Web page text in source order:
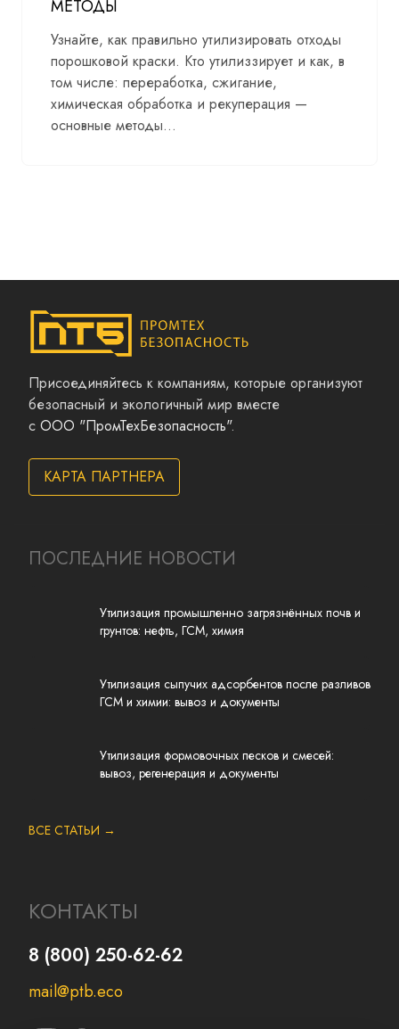
МЕТОДЫ
Узнайте, как правильно утилизировать отходы
порошковой краски. Кто утилиззирует и как, в
том числе: переработка, сжигание,
химическая обработка и рекуперация —
основные методы...
Присоединяйтесь к компаниям, которые организуют
безопасный и экологичный мир вместе
с ООО "ПромТехБезопасность".
КАРТА ПАРТНЕРА
ПОСЛЕДНИЕ НОВОСТИ
Утилизация промышленно загрязнённых почв и
грунтов: нефть, ГСМ, химия
Утилизация сыпучих адсорбентов после разливов
ГСМ и химии: вывоз и документы
Утилизация формовочных песков и смесей:
вывоз, регенерация и документы
ВСЕ СТАТЬИ →
КОНТАКТЫ
8 (800) 250-62-62
mail@ptb.eco